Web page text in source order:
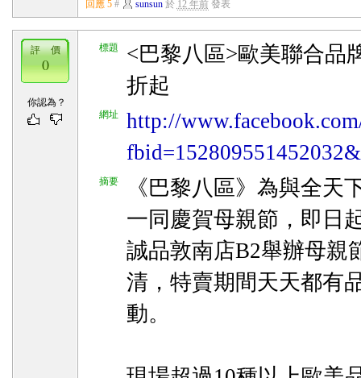
回應 5 # sunsun於 12 年前發表
標題
<巴黎八區>歐美聯合品
折起
網址
http://
摘要
《巴黎八區》為與全天
一同慶賀母親節，即日
誠品敦南店B2舉辦母親
清，特賣期間天天都有
動。
評 價
0
你認為？